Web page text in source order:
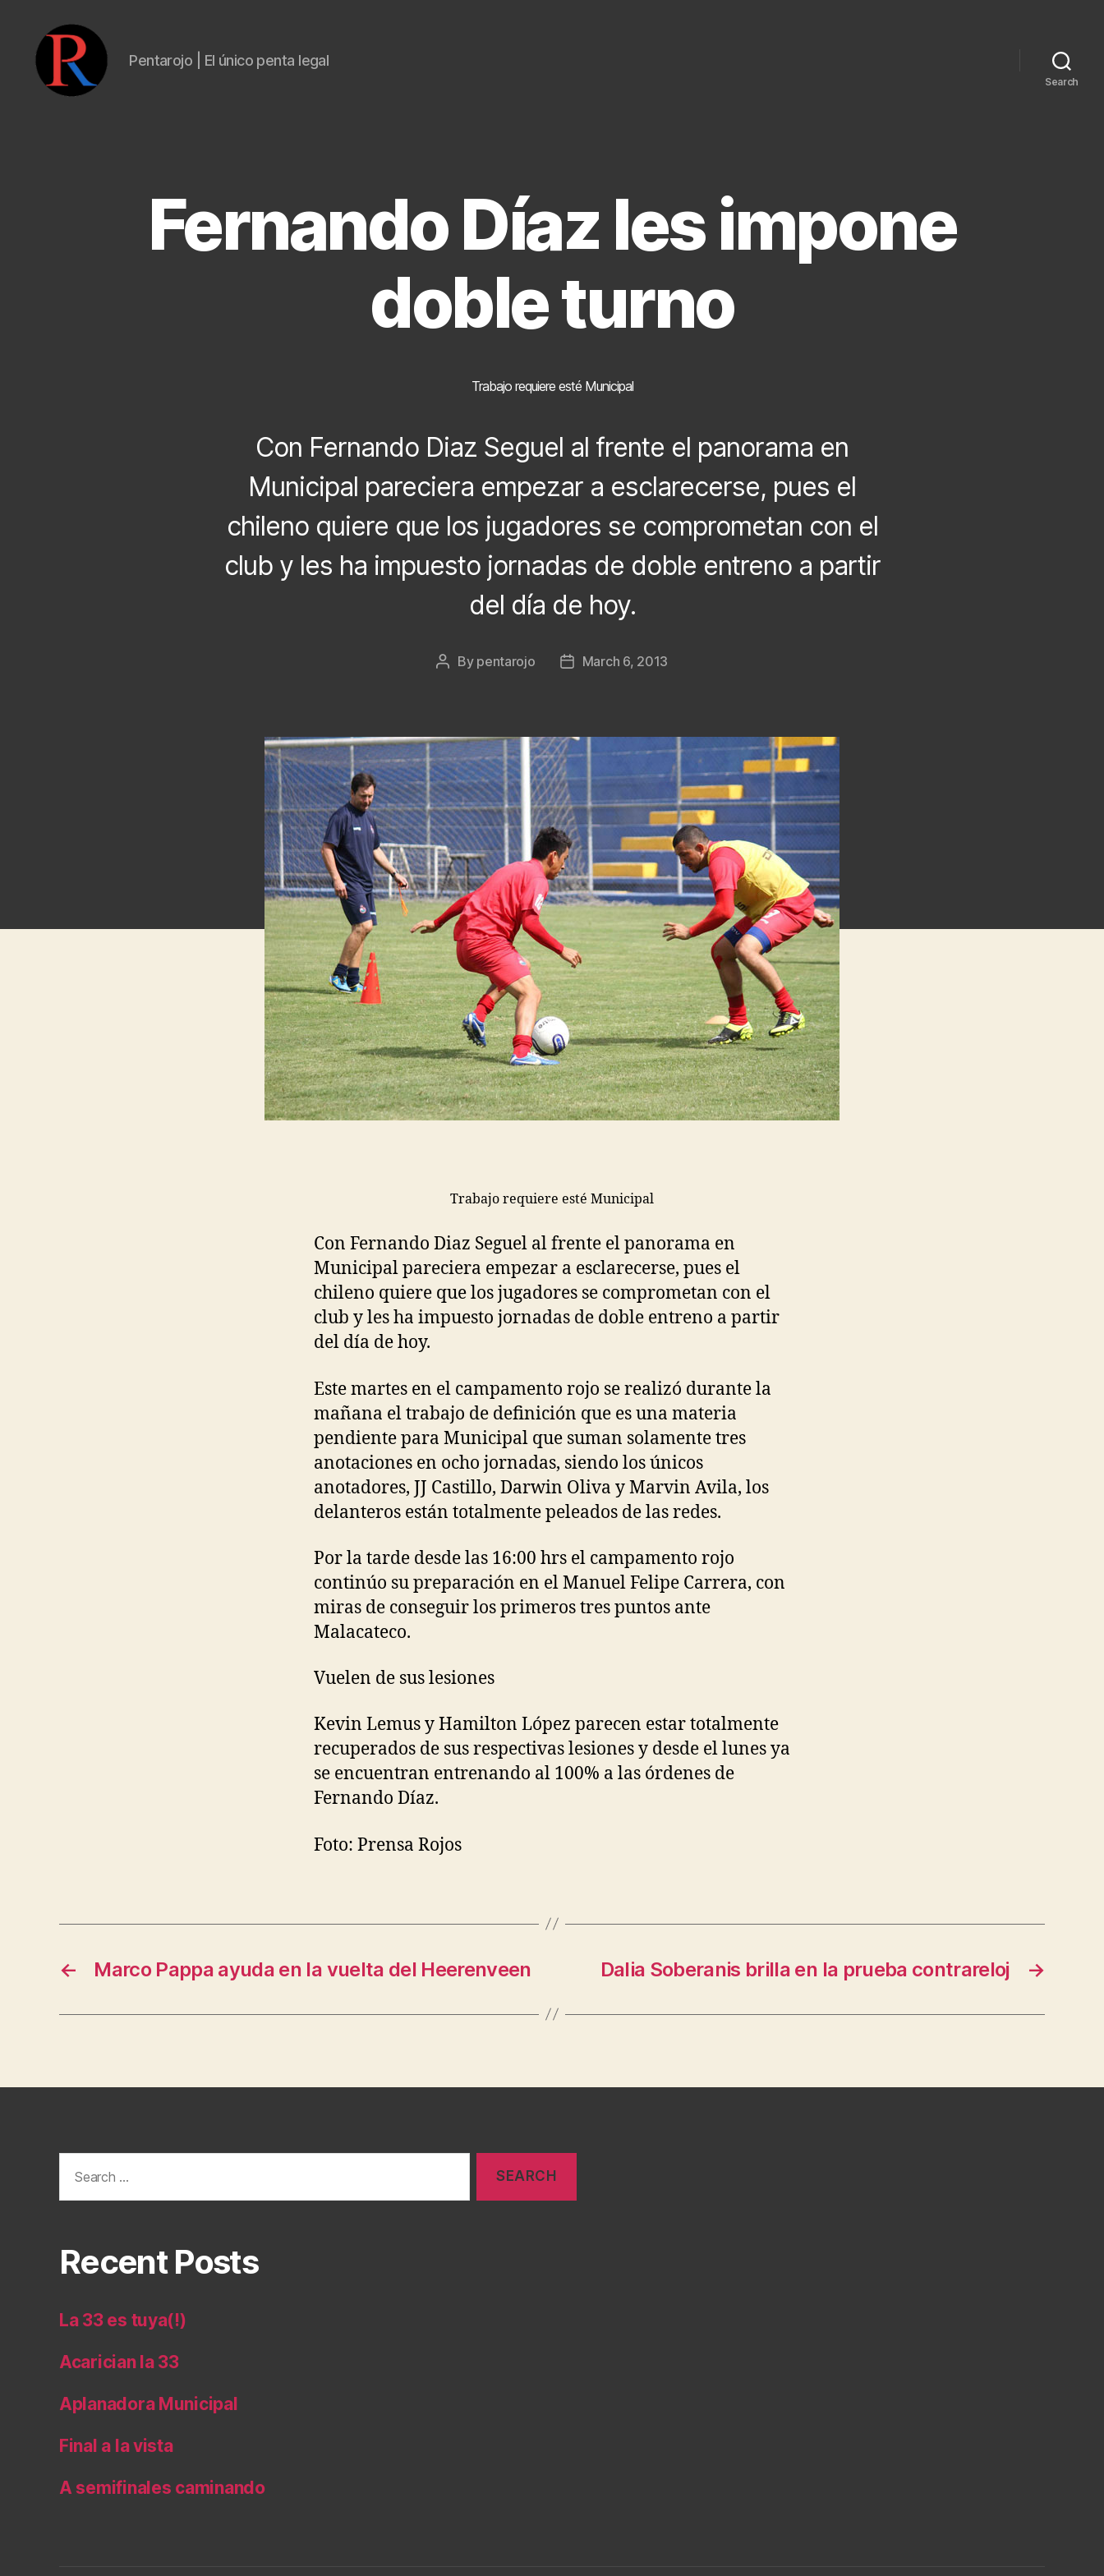
Pentarojo | El único penta legal
Search
Fernando Díaz les impone
doble turno
Trabajo requiere esté Municipal
Con Fernando Diaz Seguel al frente el panorama en
Municipal pareciera empezar a esclarecerse, pues el
chileno quiere que los jugadores se comprometan con el
club y les ha impuesto jornadas de doble entreno a partir
del día de hoy.
Post
By pentarojo
PostMarch 6, 2013
Trabajo requiere esté Municipal
Con Fernando Diaz Seguel al frente el panorama en
Municipal pareciera empezar a esclarecerse, pues el
chileno quiere que los jugadores se comprometan con el
club y les ha impuesto jornadas de doble entreno a partir
del día de hoy.
Este martes en el campamento rojo se realizó durante la
mañana el trabajo de definición que es una materia
pendiente para Municipal que suman solamente tres
anotaciones en ocho jornadas, siendo los únicos
anotadores, JJ Castillo, Darwin Oliva y Marvin Avila, los
delanteros están totalmente peleados de las redes.
Por la tarde desde las 16:00 hrs el campamento rojo
continúo su preparación en el Manuel Felipe Carrera, con
miras de conseguir los primeros tres puntos ante
Malacateco.
Vuelen de sus lesiones
Kevin Lemus y Hamilton López parecen estar totalmente
recuperados de sus respectivas lesiones y desde el lunes ya
se encuentran entrenando al 100% a las órdenes de
Fernando Díaz.
Foto: Prensa Rojos
← Marco Pappa ayuda en la vuelta del Heerenveen →
Dalia Soberanis brilla en la prueba contrareloj
for:
Recent Posts
La 33 es tuya(!)
Acarician la 33
Aplanadora Municipal
Final a la vista
A semifinales caminando